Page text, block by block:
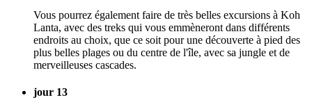
Vous pourrez également faire de très belles excursions à Koh
Lanta, avec des treks qui vous emmèneront dans différents
endroits au choix, que ce soit pour une découverte à pied des
plus belles plages ou du centre de l'île, avec sa jungle et de
merveilleuses cascades.
jour 13